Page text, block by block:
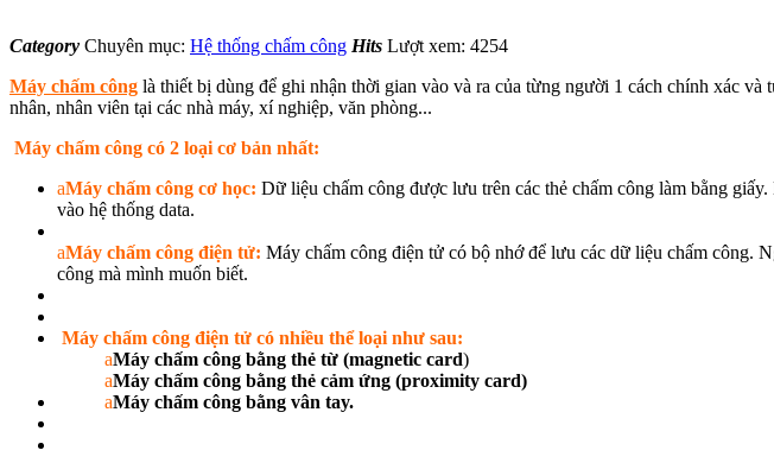
Category Chuyên mục: Hệ thống chấm công Hits Lượt xem: 4254
Máy chấm công là thiết bị dùng để ghi nhận thời gian vào và ra của từng người 1 cách chính xác
nhân, nhân viên tại các nhà máy, xí nghiệp, văn phòng...
Máy chấm công có 2 loại cơ bản nhất:
aMáy chấm công cơ học: Dữ liệu chấm công được lưu trên các thẻ chấm công làm bằng
vào hệ thống data.
aMáy chấm công điện tử: Máy chấm công điện tử có bộ nhớ để lưu các dữ liệu chấm công.
công mà mình muốn biết.
Máy chấm công điện tử có nhiều thể loại như sau:
aMáy chấm công bằng thẻ từ (magnetic card)
aMáy chấm công bằng thẻ cảm ứng (proximity card)
aMáy chấm công bằng vân tay.